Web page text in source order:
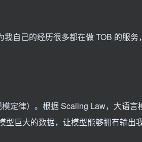
自己的经历很多都在做 TOB 的服
律）。根据 Scaling Law，大语言
巨大的数据，让模型能够拥有输出